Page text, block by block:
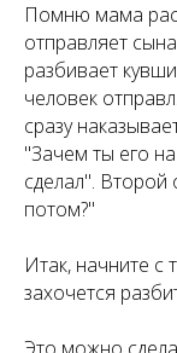
Помню мама
отправляет
разбивает
человек
сразу
"Зачем ты его
сделал". Второй
потом?"
Итак, начните с
захочется